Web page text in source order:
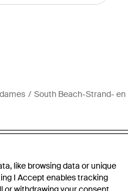
like browsing data or unique
I Accept enables tracking
South Beach-Strand- en